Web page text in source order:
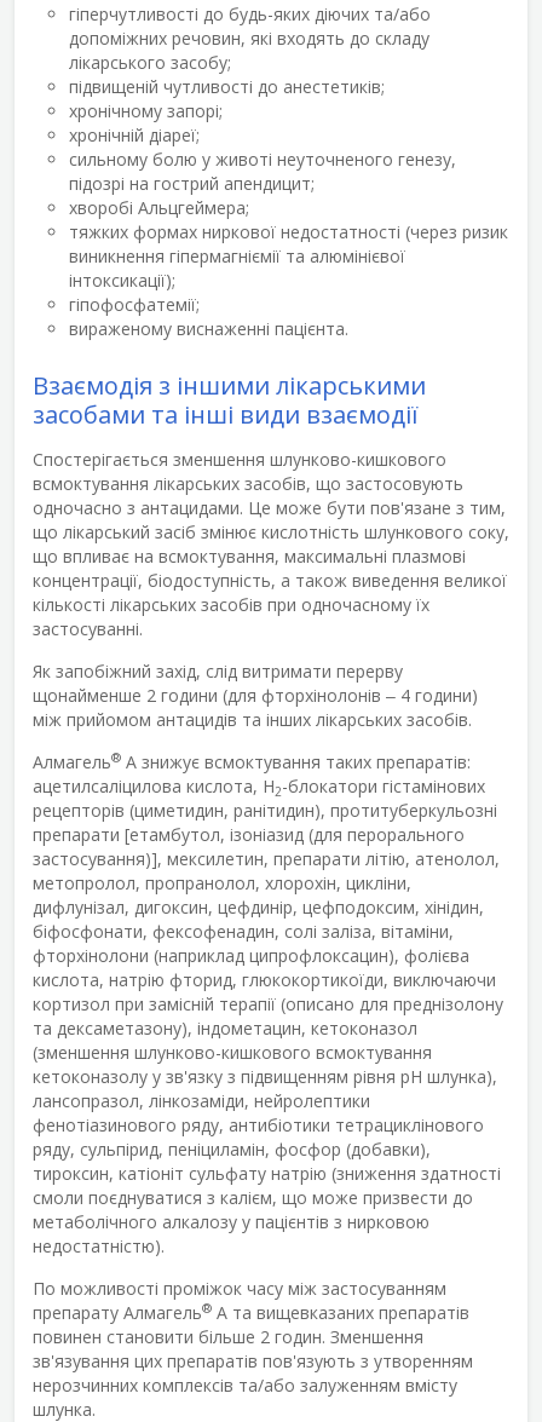
гіперчутливості до будь-яких діючих та/або
допоміжних речовин, які входять до складу
лікарського засобу;
підвищеній чутливості до анестетиків;
хронічному запорі;
хронічній діареї;
сильному болю у животі неуточненого генезу,
підозрі на гострий апендицит;
хворобі Альцгеймера;
тяжких формах ниркової недостатності (через ризик
виникнення гіпермагніємії та алюмінієвої
інтоксикації);
гіпофосфатемії;
вираженому виснаженні пацієнта.
Взаємодія з іншими лікарськими
засобами та інші види взаємодії
Спостерігається зменшення шлунково-кишкового
всмоктування лікарських засобів, що застосовують
одночасно з антацидами. Це може бути пов'язане з тим,
що лікарський засіб змінює кислотність шлункового соку,
що впливає на всмоктування, максимальні плазмові
концентрації, біодоступність, а також виведення великої
кількості лікарських засобів при одночасному їх
застосуванні.
Як запобіжний захід, слід витримати перерву
щонайменше 2 години (для фторхінолонів ‒ 4 години)
між прийомом антацидів та інших лікарських засобів.
Алмагель® А знижує всмоктування таких препаратів:
ацетилсаліцилова кислота, H2-блокатори гістамінових
рецепторів (циметидин, ранітидин), протитуберкульозні
препарати [етамбутол, ізоніазид (для перорального
застосування)], мексилетин, препарати літію, атенолол,
метопролол, пропранолол, хлорохін, цикліни,
дифлунізал, дигоксин, цефдинір, цефподоксим, хінідин,
біфосфонати, фексофенадин, солі заліза, вітаміни,
фторхінолони (наприклад ципрофлоксацин), фолієва
кислота, натрію фторид, глюкокортикоїди, виключаючи
кортизол при замісній терапії (описано для преднізолону
та дексаметазону), індометацин, кетоконазол
(зменшення шлунково-кишкового всмоктування
кетоконазолу у зв'язку з підвищенням рівня pH шлунка),
лансопразол, лінкозаміди, нейролептики
фенотіазинового ряду, антибіотики тетрациклінового
ряду, сульпірид, пеніциламін, фосфор (добавки),
тироксин, катіоніт сульфату натрію (зниження здатності
смоли поєднуватися з калієм, що може призвести до
метаболічного алкалозу у пацієнтів з нирковою
недостатністю).
По можливості проміжок часу між застосуванням
препарату Алмагель® А та вищевказаних препаратів
повинен становити більше 2 годин. Зменшення
зв'язування цих препаратів пов'язують з утворенням
нерозчинних комплексів та/або залуженням вмісту
шлунка.